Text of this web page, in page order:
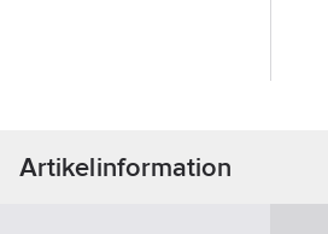
Artikelinformation